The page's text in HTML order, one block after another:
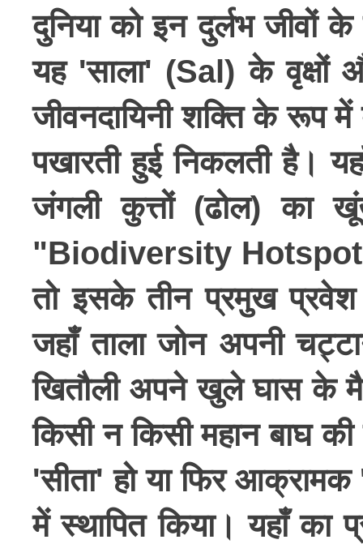
दुनिया को इन दुर्लभ जीवों
यह 'साला' (Sal) के वृक्षों
जीवनदायिनी शक्ति के रूप
पखारती हुई निकलती है।
जंगली कुत्तों (ढोल) का
"Biodiversity
तो इसके तीन प्रमुख
जहाँ ताला जोन अपनी
खितौली अपने खुले घास के
किसी न किसी महान बाघ की
'सीता' हो या फिर आक्रामक
में स्थापित किया। यहाँ का